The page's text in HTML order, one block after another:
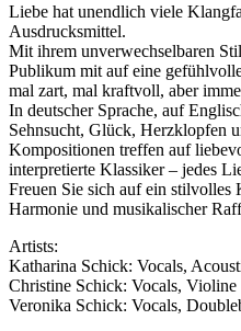
Liebe hat unendlich viele
Ausdrucksmittel.
Mit ihrem unverwechselbaren
Publikum mit auf eine
mal zart, mal kraftvoll, aber
In deutscher Sprache, auf
Sehnsucht, Glück, Herzklopfen
Kompositionen treffen auf
interpretierte Klassiker – jedes
Freuen Sie sich auf ein
Harmonie und musikalischer
Artists:
Katharina Schick: Vocals,
Christine Schick: Vocals, Violine
Veronika Schick: Vocals,